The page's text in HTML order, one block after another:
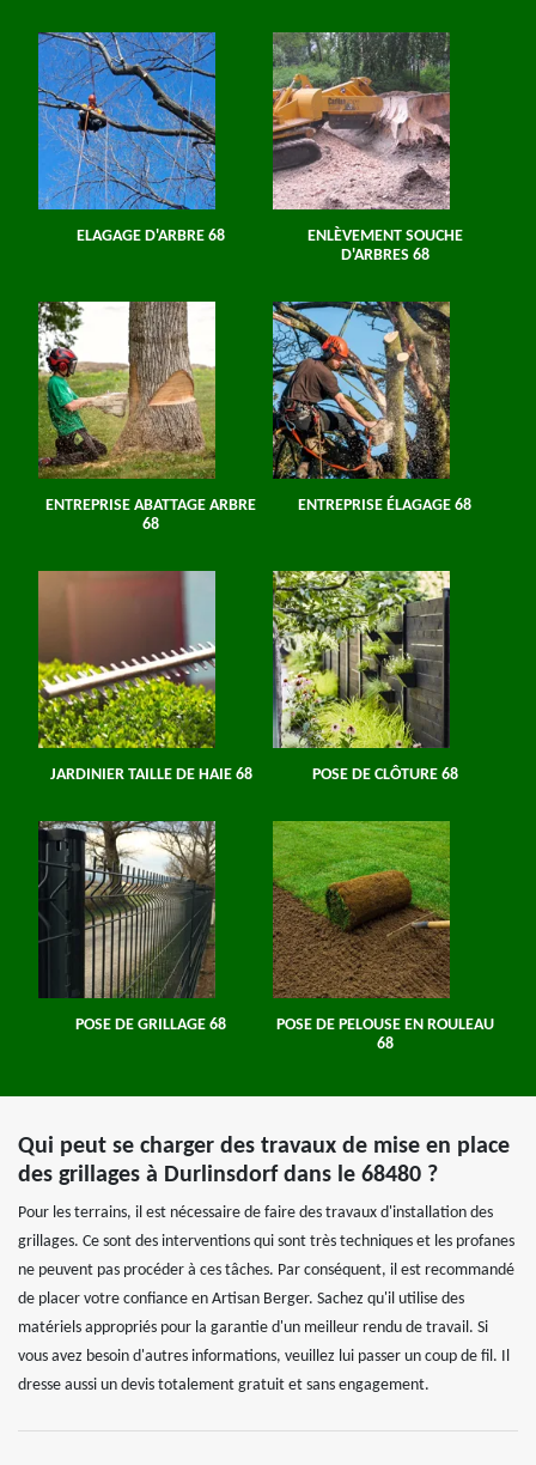
ELAGAGE D'ARBRE 68
ENLÈVEMENT SOUCHE
D'ARBRES 68
ENTREPRISE ABATTAGE ARBRE
68
ENTREPRISE ÉLAGAGE 68
JARDINIER TAILLE DE HAIE 68 POSE DE CLÔTURE 68
POSE DE GRILLAGE 68
POSE DE PELOUSE EN ROULEAU
68
Qui peut se charger des travaux de mise en place
des grillages à Durlinsdorf dans le 68480 ?
Pour les terrains, il est nécessaire de faire des travaux d'installation des
grillages. Ce sont des interventions qui sont très techniques et les profanes
ne peuvent pas procéder à ces tâches. Par conséquent, il est recommandé
de placer votre confiance en Artisan Berger. Sachez qu'il utilise des
matériels appropriés pour la garantie d'un meilleur rendu de travail. Si
vous avez besoin d'autres informations, veuillez lui passer un coup de fil. Il
dresse aussi un devis totalement gratuit et sans engagement.